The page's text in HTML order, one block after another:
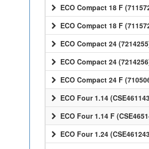
ECO Compact 18 F
ECO Compact 18 F
ECO Compact 24
ECO Compact 24
ECO Compact 24 F
ECO Four 1.14
ECO Four 1.14 F
ECO Four 1.24